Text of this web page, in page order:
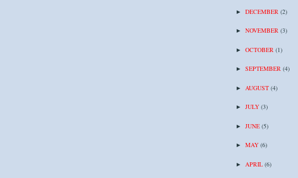
► DECEMBER (2)
► NOVEMBER (3)
► OCTOBER (1)
► SEPTEMBER (4)
► AUGUST (4)
► JULY (3)
► JUNE (5)
► MAY (6)
► APRIL (6)